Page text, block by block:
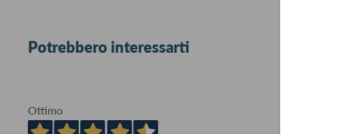
Potrebbero interessarti
Ottimo